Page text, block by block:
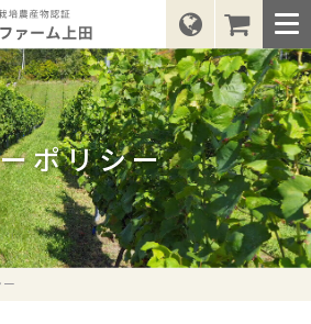
ナイアガラ
ポリシー